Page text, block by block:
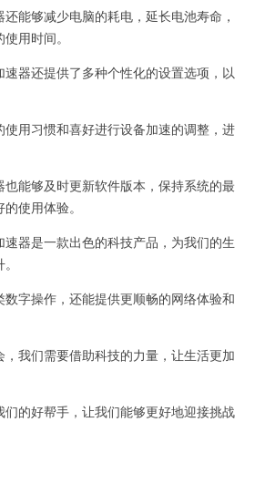
够减少电脑的耗电，延长电池寿命，
用时间。
器还提供了多种个性化的设置选项，以
用习惯和喜好进行设备加速的调整，进
能够及时更新软件版本，保持系统的最
使用体验。
器是一款出色的科技产品，为我们的生
字操作，还能提供更顺畅的网络体验和
我们需要借助科技的力量，让生活更加
的好帮手，让我们能够更好地迎接挑战